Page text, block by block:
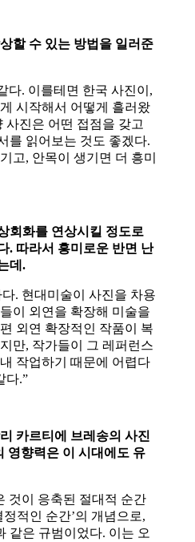
할 수 있는 방법을 일러준
다. 이를테면 한국 사진이,
시작해서 어떻게 흘러왔
사진은 어떤 접점을 갖고
를 읽어보는 것도 좋겠다.
고, 안목이 생기면 더 흥미
회화를 연상시킬 정도로
. 따라서 흥미로운 반면 난
데.
. 현대미술이 사진을 차용
이 외연을 확장해 미술을
외연 확장적인 작품이 복
만, 작가들이 그 레퍼런스
작업하기 때문에 어렵다
다.”
카르티에 브레송의 사진
영향력은 이 시대에도 유
것이 응축된 절대적 순간
적인 순간’의 개념으로,
같은 규범이었다. 이는 오